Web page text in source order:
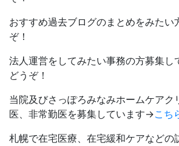
おすすめ過去ブログのまとめをみた
ぞ！
法人運営をしてみたい事務の方募集
どうぞ！
当院及びさっぽろみなみホームケアク
医、非常勤医を募集しています→こち
札幌で在宅医療、在宅緩和ケアなどの